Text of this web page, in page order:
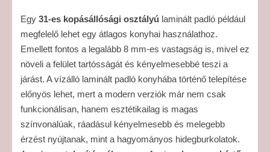
Egy 31-es kopásállósági osztályú laminált padló például
megfelelő lehet egy átlagos konyhai használathoz.
Emellett fontos a legalább 8 mm-es vastagság is, mivel ez
növeli a felület tartósságát és kényelmesebbé teszi a
járást. A vízálló laminált padló konyhába történő telepítése
előnyös lehet, mert a modern verziók már nem csak
funkcionálisan, hanem esztétikailag is magas
színvonalúak, ráadásul kényelmesebb és melegebb
érzést nyújtanak, mint a hagyományos hidegburkolatok.